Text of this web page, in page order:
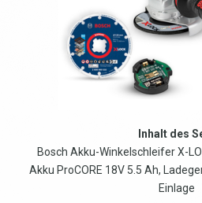
Inhalt des
Bosch Akku-Winkelschleifer X-
Akku ProCORE 18V 5.5 Ah,
Einlage